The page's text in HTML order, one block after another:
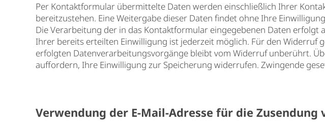
Per Kontaktformular übermittelte Daten werden einschließlich Ihrer
bereitzustehen. Eine Weitergabe dieser Daten findet ohne Ihre
Die Verarbeitung der in das Kontaktformular eingegebenen Daten erfolgt
Ihrer bereits erteilten Einwilligung ist jederzeit möglich. Für den Widerruf
erfolgten Datenverarbeitungsvorgänge bleibt vom Widerruf unberührt.
auffordern, Ihre Einwilligung zur Speicherung widerrufen. Zwingende
Verwendung der E-Mail-Adresse für die